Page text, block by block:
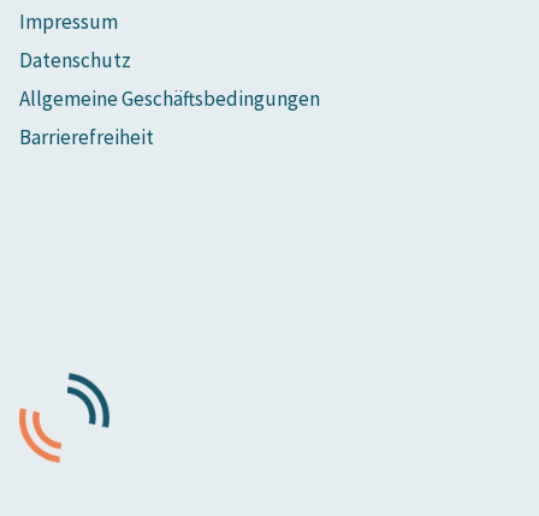
Impressum
Datenschutz
Allgemeine Geschäftsbedingungen
Barrierefreiheit